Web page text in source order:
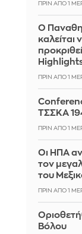
ΠΡΙΝ ΑΠΌ 1
Ο
καλείται
ΠΡΙΝ ΑΠΌ 1
ΤΣΣΚΑ
ΠΡΙΝ ΑΠΌ 1
Οι ΗΠΑ
τον
του
ΠΡΙΝ ΑΠΌ 1
Βόλου